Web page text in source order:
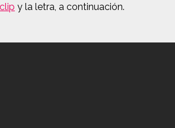
y la letra, a continuación.